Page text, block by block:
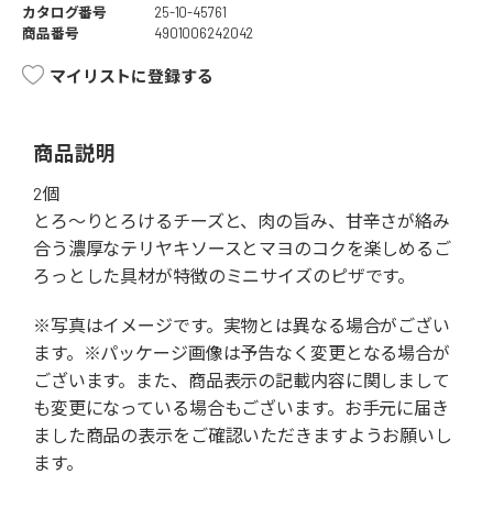
カタログ番号
25-10-45761
商品番号
4901006242042
マイリストに登録する
商品説明
2個
とろ～りとろけるチーズと、肉の旨み、甘辛さが絡み
合う濃厚なテリヤキソースとマヨのコクを楽しめるご
ろっとした具材が特徴のミニサイズのピザです。
※写真はイメージです。実物とは異なる場合がござい
ます。※パッケージ画像は予告なく変更となる場合が
ございます。また、商品表示の記載内容に関しまして
も変更になっている場合もございます。お手元に届き
ました商品の表示をご確認いただきますようお願いし
ます。